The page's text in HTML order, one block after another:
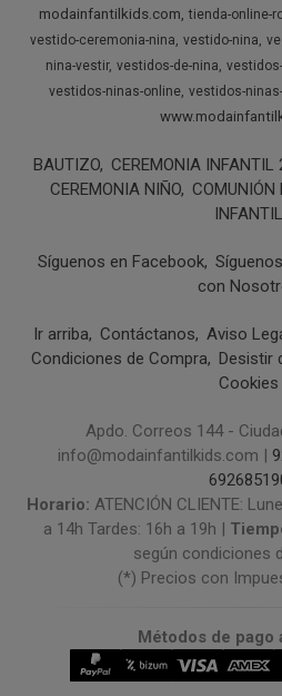
modainfantilkids.com tienda-online-
vestido-ceremonia-nina vestido-nina
nina-vestir vestidos-de-nina
vestidos-ninas-online vestidos-
BAUTIZO CEREMONIA INFANTIL
CEREMONIA NIÑO COMUNIÓN
INFANTIL
Síguenos en Facebook
con
Ir arriba Contáctanos Aviso
Condiciones de Compra
Desistir
Cookies
Apdo. Correos 144 -
info@modainfantilkids.com |
Horario: ATENCIÓN CLIENTE:
a 14h Tardes: 16h a 19h |
según condiciones
(*) Precios con
Métodos de pago